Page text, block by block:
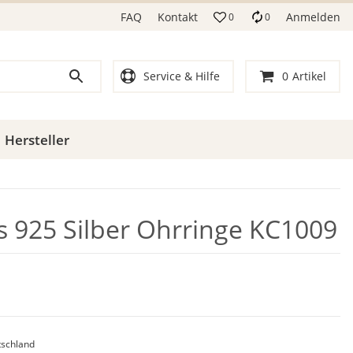
FAQ Kontakt 0 0 Anmelden
Service & Hilfe 0 Artikel
Hersteller
925 Silber Ohrringe KC1009